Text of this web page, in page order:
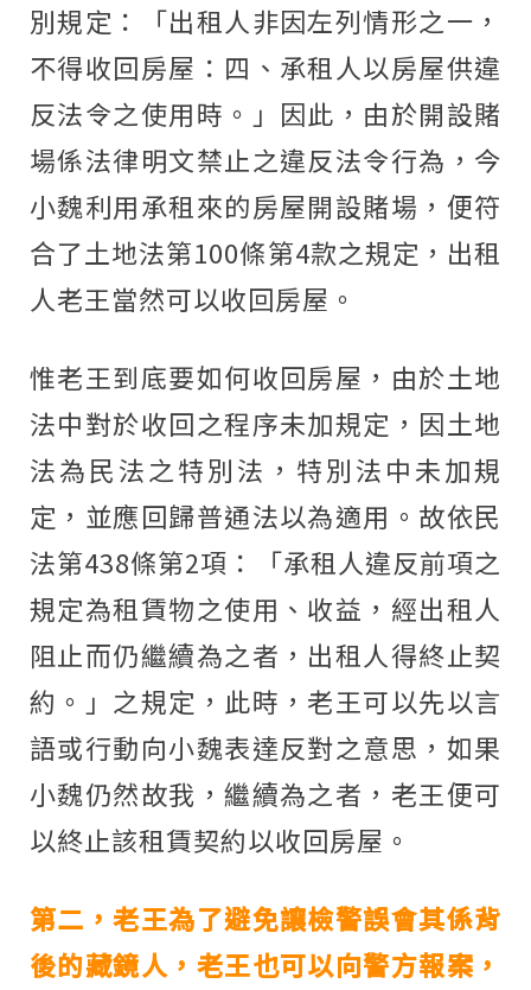
別規定：「出租人非因左列情形之一，
不得收回房屋：四、承租人以房屋供違
反法令之使用時。」因此，由於開設賭
場係法律明文禁止之違反法令行為，今
小魏利用承租來的房屋開設賭場，便符
合了土地法第100條第4款之規定，出租
人老王當然可以收回房屋。
惟老王到底要如何收回房屋，由於土地
法中對於收回之程序未加規定，因土地
法為民法之特別法，特別法中未加規
定，並應回歸普通法以為適用。故依民
法第438條第2項：「承租人違反前項之
規定為租賃物之使用、收益，經出租人
阻止而仍繼續為之者，出租人得終止契
約。」之規定，此時，老王可以先以言
語或行動向小魏表達反對之意思，如果
小魏仍然故我，繼續為之者，老王便可
以終止該租賃契約以收回房屋。
第二，老王為了避免讓檢警誤會其係背
後的藏鏡人，老王也可以向警方報案，